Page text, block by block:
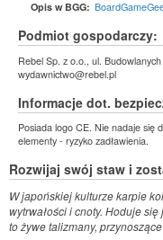
Opis w BGG:
Podmiot gospodarczy:
Rebel Sp. z o.o., ul.
wydawnictwo@rebel.pl
Informacje dot.
Posiada logo CE. Nie nadaje się
elementy - ryzyko zadławienia.
Rozwijaj swój staw i
W japońskiej kulturze karpie
wytrwałości i cnoty. Hoduje
to żywe talizmany,